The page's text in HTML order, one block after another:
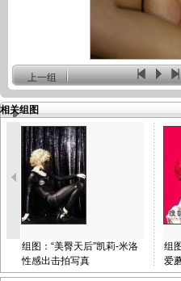
上一组
相关组图
组图：“美臀天后”凯莉-米洛
性感出击拍写真
组
爱